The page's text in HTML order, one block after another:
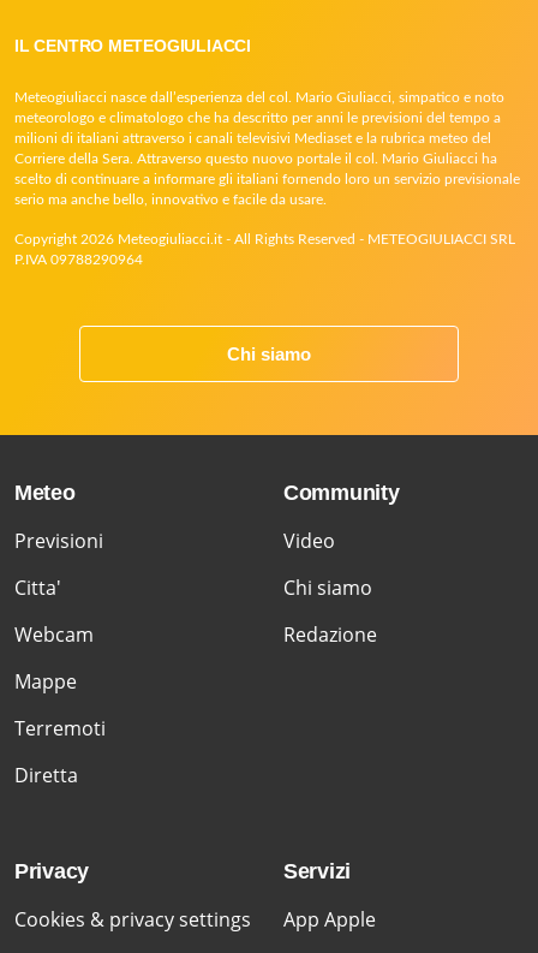
IL CENTRO METEOGIULIACCI
Meteogiuliacci nasce dall’esperienza del col. Mario Giuliacci, simpatico e noto
meteorologo e climatologo che ha descritto per anni le previsioni del tempo a
milioni di italiani attraverso i canali televisivi Mediaset e la rubrica meteo del
Corriere della Sera. Attraverso questo nuovo portale il col. Mario Giuliacci ha
scelto di continuare a informare gli italiani fornendo loro un servizio previsionale
serio ma anche bello, innovativo e facile da usare.
Copyright 2026 Meteogiuliacci.it - All Rights Reserved - METEOGIULIACCI SRL
P.IVA 09788290964
Chi siamo
Meteo
Previsioni
Citta'
Webcam
Mappe
Terremoti
Diretta
Community
Video
Chi siamo
Redazione
Privacy
Cookies & privacy settings
Servizi
App Apple